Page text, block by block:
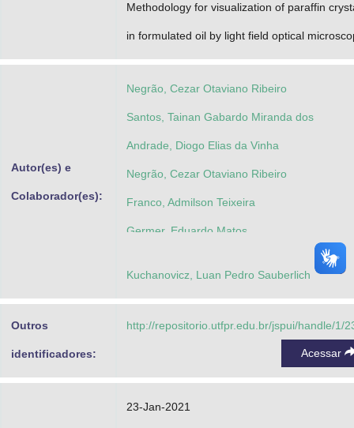
Methodology for visualization of paraffin
in formulated oil by light field optical
Autor(es) e
Colaborador(es):
Negrão, Cezar Otaviano Ribeiro
Santos, Tainan Gabardo Miranda dos
Andrade, Diogo Elias da Vinha
Negrão, Cezar Otaviano Ribeiro
Franco, Admilson Teixeira
Germer, Eduardo Matos
Kuchanovicz, Luan Pedro Sauberlich
Outros
identificadores:
http://repositorio.utfpr.edu.br/jspui/handle/1/
Acessar
23-Jan-2021